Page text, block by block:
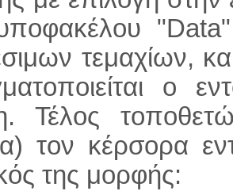
τεμαχίων,
ο
Τέλος
τον κέρσορα
της μορφής: